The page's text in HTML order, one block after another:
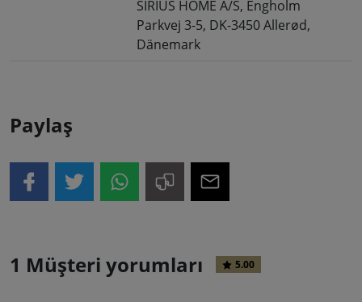
SIRIUS HOME A/S, Engholm
Parkvej 3-5, DK-3450 Allerød,
Dänemark
Paylaş
1 Müşteri yorumları 5.00